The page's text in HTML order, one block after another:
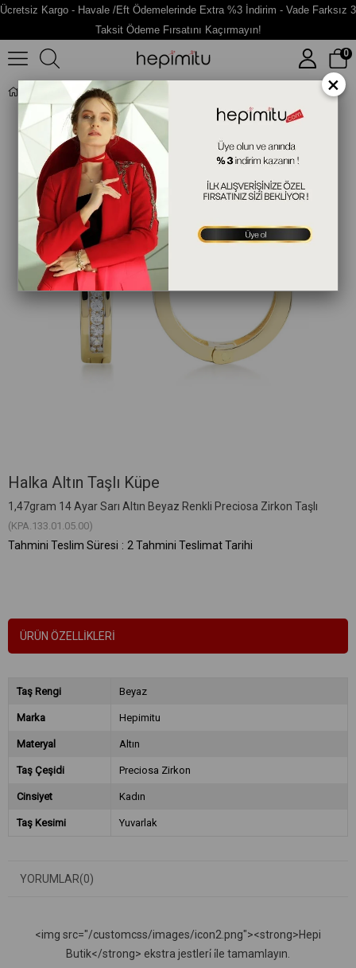
Ücretsiz Kargo - Havale /Eft Ödemelerinde Extra %3 İndirim - Vade Farksız 3
Taksit Ödeme Fırsatını Kaçırmayın!
0
Halka Altın Taşlı Küpe
Halka Altın Taşlı Küpe
1,47gram 14 Ayar Sarı Altın Beyaz Renkli Preciosa Zirkon Taşlı
(KPA.133.01.05.00)
Tahmini Teslim Süresi : 2 Tahmini Teslimat Tarihi
ÜRÜN ÖZELLIKLERI
Taş Rengi Beyaz
Marka Hepimitu
Materyal Altın
Taş Çeşidi Preciosa Zirkon
Cinsiyet Kadın
Taş Kesimi Yuvarlak
YORUMLAR(0)
<img src="/customcss/images/icon2.png"><strong>Hepi
Butik</strong> ekstra jestleri̇ i̇le tamamlayın.
×